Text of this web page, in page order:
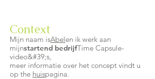
Context
Mijn naam isAbelen ik werk aan
mijnstartend bedrijfTime Capsule-
video&#39;s,
meer informatie over het concept vindt u
op the huispagina.